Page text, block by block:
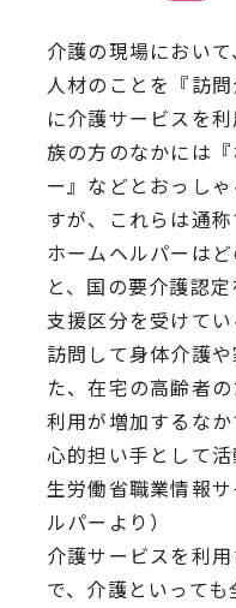
介護の現場におい
人材のことを『訪
に介護サービスを
族の方のなかには
ー』などとおっし
すが、これらは通称
ホームヘルパーは
と、国の要介護認
支援区分を受けて
訪問して身体介護
た、在宅の高齢者
利用が増加するな
心的担い手として
生労働省職業情報
ルパーより）
介護サービスを利
で、介護といって